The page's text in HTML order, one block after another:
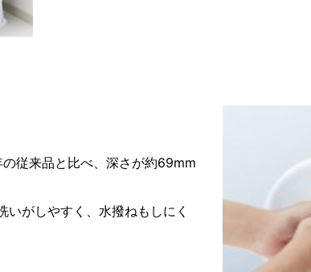
従来品と比べ、深さが約69mm
がしやすく、水撥ねもしにく